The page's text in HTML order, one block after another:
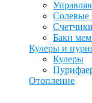
Солевые
Баки
Кулеры и
Кулеры
Отопление